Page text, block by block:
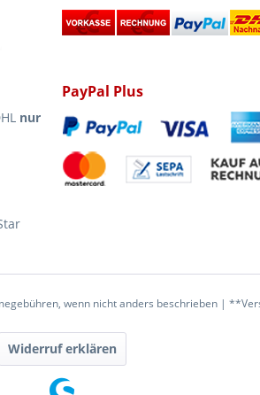
nur
PayPal Plus
wenn nicht anders beschrieben |
Widerruf erklären